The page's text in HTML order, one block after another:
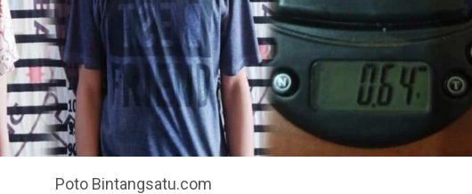
Poto Bintangsatu.com